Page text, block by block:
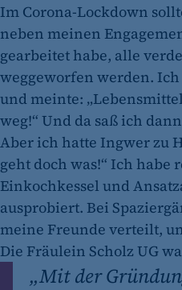
Im Corona-Lockdown
neben meinen
gearbeitet habe, alle
weggeworfen werden.
und meinte:
weg!“ Und da saß ich
Aber ich hatte Ingwer zu
geht doch was!“ Ich
Einkochkessel und
ausprobiert. Bei
meine Freunde verteilt,
Die Fräulein Scholz UG
„Mit der